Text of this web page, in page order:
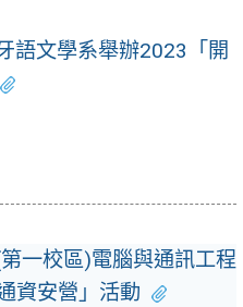
語文學系舉辦2023「開
一校區)電腦與通訊工程
資安營」活動